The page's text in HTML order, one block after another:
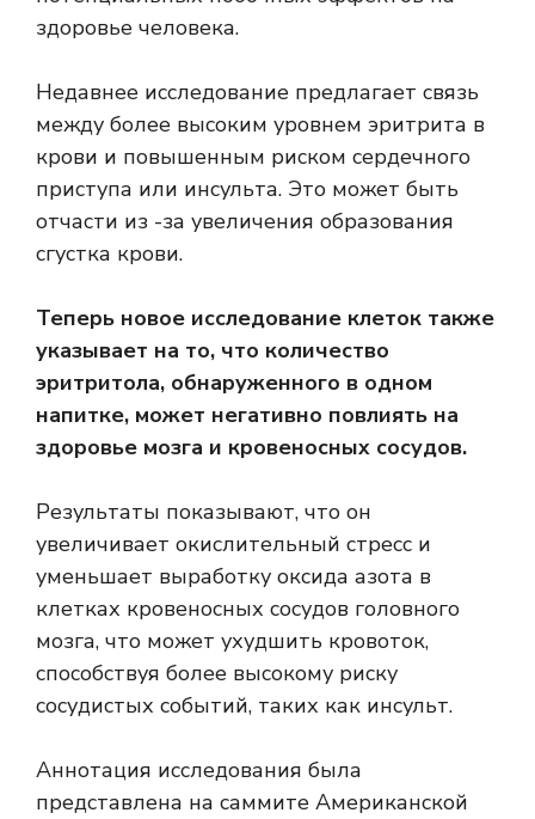
здоровье человека.
Недавнее исследование предлагает связь
между более высоким уровнем эритрита в
крови и повышенным риском сердечного
приступа или инсульта. Это может быть
отчасти из -за увеличения образования
сгустка крови.
Теперь новое исследование клеток также
указывает на то, что количество
эритритола, обнаруженного в одном
напитке, может негативно повлиять на
здоровье мозга и кровеносных сосудов.
Результаты показывают, что он
увеличивает окислительный стресс и
уменьшает выработку оксида азота в
клетках кровеносных сосудов головного
мозга, что может ухудшить кровоток,
способствуя более высокому риску
сосудистых событий, таких как инсульт.
Аннотация исследования была
представлена ​​на саммите Американской